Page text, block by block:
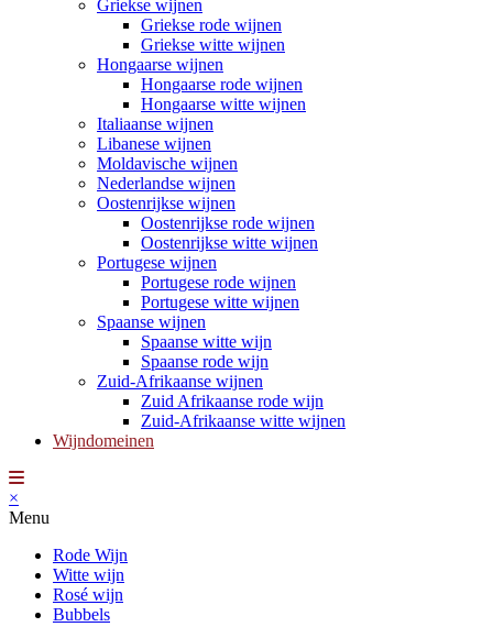
Griekse wijnen
Griekse rode wijnen
Griekse witte wijnen
Hongaarse wijnen
Hongaarse rode wijnen
Hongaarse witte wijnen
Italiaanse wijnen
Libanese wijnen
Moldavische wijnen
Nederlandse wijnen
Oostenrijkse wijnen
Oostenrijkse rode wijnen
Oostenrijkse witte wijnen
Portugese wijnen
Portugese rode wijnen
Portugese witte wijnen
Spaanse wijnen
Spaanse witte wijn
Spaanse rode wijn
Zuid-Afrikaanse wijnen
Zuid Afrikaanse rode wijn
Zuid-Afrikaanse witte wijnen
Wijndomeinen
×
Menu
Rode Wijn
Witte wijn
Rosé wijn
Bubbels